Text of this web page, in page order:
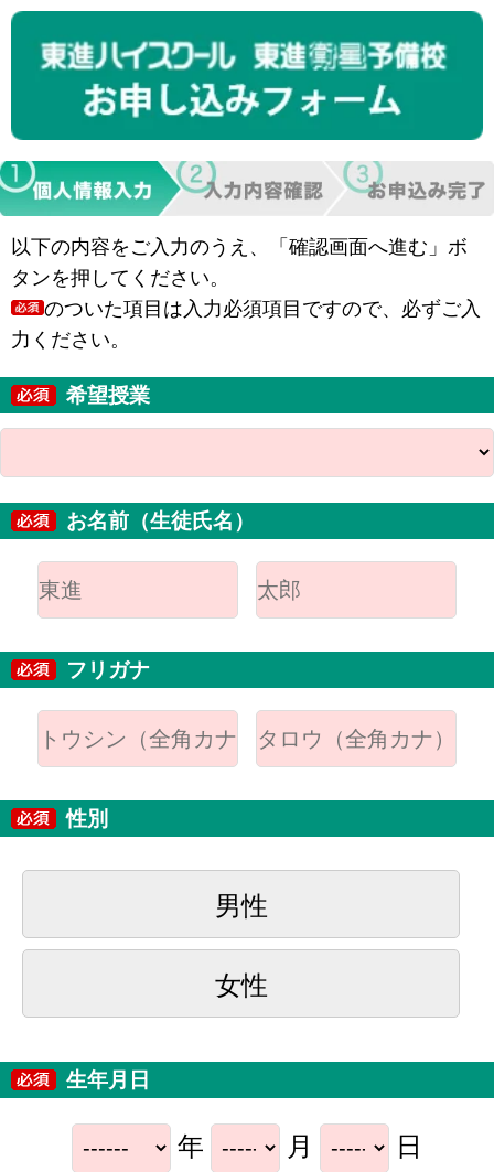
以下の内容をご入力のうえ、「確認画面へ進む」ボ
タンを押してください。
のついた項目は入力必須項目ですので、必ずご入
力ください。
希望授業
お名前（生徒氏名）
フリガナ
性別
男性
女性
生年月日
年 月 日